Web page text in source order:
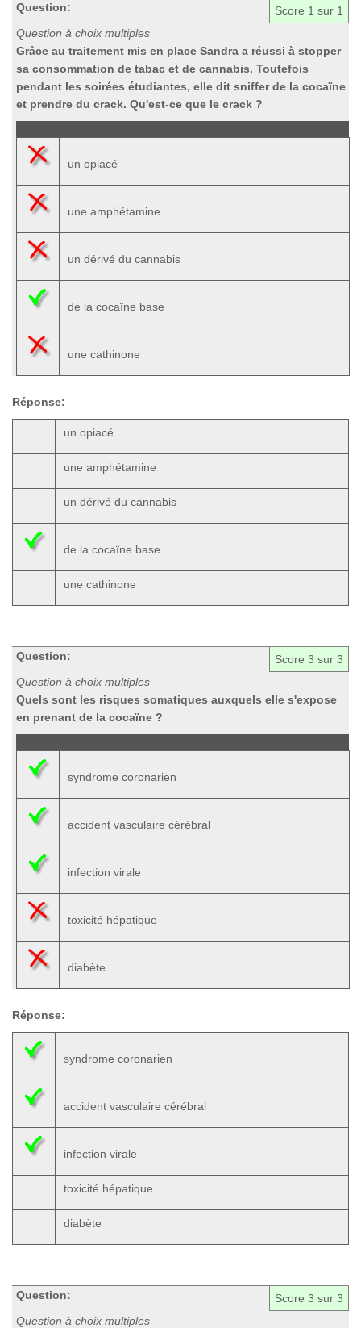
Score 1 sur 1
Question:
Question à choix multiples
Grâce au traitement mis en place Sandra a réussi à stopper
sa consommation de tabac et de cannabis. Toutefois
pendant les soirées étudiantes, elle dit sniffer de la cocaïne
et prendre du crack. Qu'est-ce que le crack ?
un opiacé
une amphétamine
un dérivé du cannabis
de la cocaïne base
une cathinone
Réponse:
un opiacé
une amphétamine
un dérivé du cannabis
de la cocaïne base
une cathinone
Score 3 sur 3
Question:
Question à choix multiples
Quels sont les risques somatiques auxquels elle s'expose
en prenant de la cocaïne ?
syndrome coronarien
accident vasculaire cérébral
infection virale
toxicité hépatique
diabète
Réponse:
syndrome coronarien
accident vasculaire cérébral
infection virale
toxicité hépatique
diabète
Score 3 sur 3
Question:
Question à choix multiples